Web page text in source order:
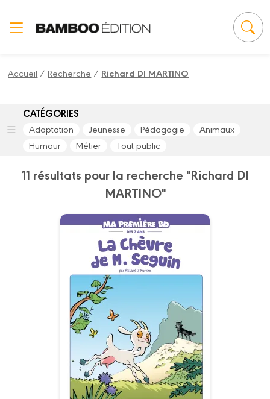
Accueil /Recherche / Richard DI MARTINO
CATÉGORIES
Adaptation Jeunesse Pédagogie
Animaux
Humour
Métier Tout public
11 résultats pour la recherche "Richard DI
MARTINO"
La Chèvre de Mr
Date de parution :
29/04/2015
Autres tomes